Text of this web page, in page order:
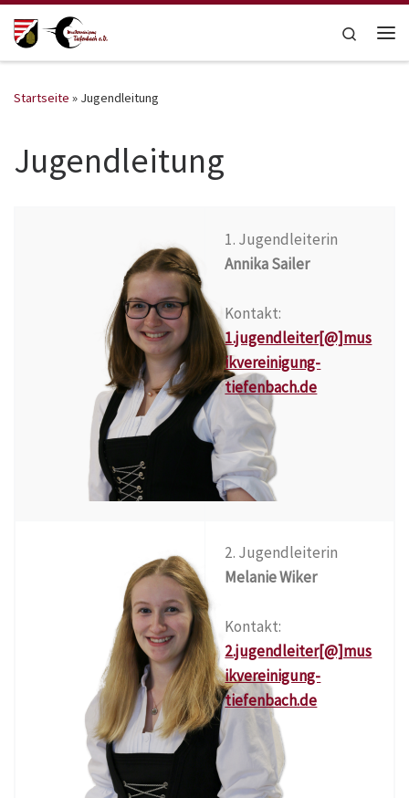
Zum Inhalt springen
Search
Startseite » Jugendleitung
Jugendleitung
1. Jugendleiterin
Annika Sailer
Kontakt:
1.jugendleiter[@]mus
ikvereinigung-
tiefenbach.de
2. Jugendleiterin
Melanie Wiker
Kontakt:
2.jugendleiter[@]mus
ikvereinigung-
tiefenbach.de